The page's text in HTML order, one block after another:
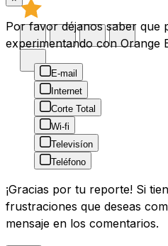
Por favor déjanos saber que
experimentando con Orange
E-mail
Internet
Corte Total
Wi-fi
Televisíon
Teléfono
¡Gracias por tu reporte! Si
frustraciones que deseas
mensaje en los comentarios.